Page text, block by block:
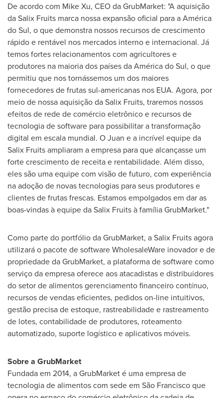
De acordo com Mike Xu, CEO da GrubMarket: "A aquisição
da Salix Fruits marca nossa expansão oficial para a América
do Sul, o que demonstra nossos recursos de crescimento
rápido e rentável nos mercados interno e internacional. Já
temos fortes relacionamentos com agricultores e
produtores na maioria dos países da América do Sul, o que
permitiu que nos tornássemos um dos maiores
fornecedores de frutas sul-americanas nos EUA. Agora, por
meio de nossa aquisição da Salix Fruits, traremos nossos
efeitos de rede de comércio eletrônico e recursos de
tecnologia de software para possibilitar a transformação
digital em escala mundial. O Juan e a incrível equipe da
Salix Fruits ampliaram a empresa para que alcançasse um
forte crescimento de receita e rentabilidade. Além disso,
eles são uma equipe com visão de futuro, com experiência
na adoção de novas tecnologias para seus produtores e
clientes de frutas frescas. Estamos empolgados em dar as
boas-vindas à equipe da Salix Fruits à família GrubMarket."
Como parte do portfólio da GrubMarket, a Salix Fruits agora
utilizará o pacote de software WholesaleWare inovador e de
propriedade da GrubMarket, a plataforma de software como
serviço da empresa oferece aos atacadistas e distribuidores
do setor de alimentos gerenciamento financeiro contínuo,
recursos de vendas eficientes, pedidos on-line intuitivos,
gestão precisa de estoque, rastreabilidade e rastreamento
de lotes, contabilidade de produtores, roteamento
automatizado, suporte logístico e aplicativos móveis.
Sobre a GrubMarket
Fundada em 2014, a GrubMarket é uma empresa de
tecnologia de alimentos com sede em São Francisco que